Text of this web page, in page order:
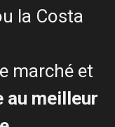
la Costa
marché et
au meilleur